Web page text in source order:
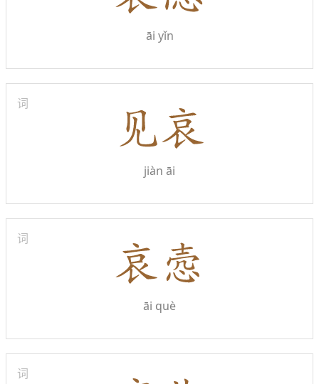
āi yǐn
词
jiàn āi
词
āi què
词